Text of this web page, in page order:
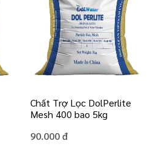
Chất Trợ Lọc DolPerlite
Mesh 400 bao 5kg
90.000 đ